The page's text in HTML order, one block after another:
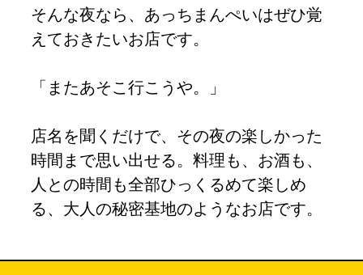
そんな夜なら、あっちまんぺいはぜひ覚
えておきたいお店です。
「またあそこ行こうや。」
店名を聞くだけで、その夜の楽しかった
時間まで思い出せる。料理も、お酒も、
人との時間も全部ひっくるめて楽しめ
る、大人の秘密基地のようなお店です。